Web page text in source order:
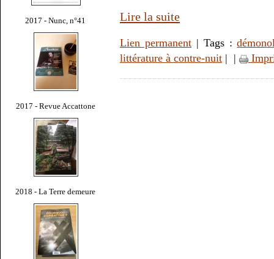
2017 - Nunc, n°41
2017 - Revue Accattone
2018 - La Terre demeure
Lire la suite
Lien permanent| Tags :
littérature à contre-nuit | |